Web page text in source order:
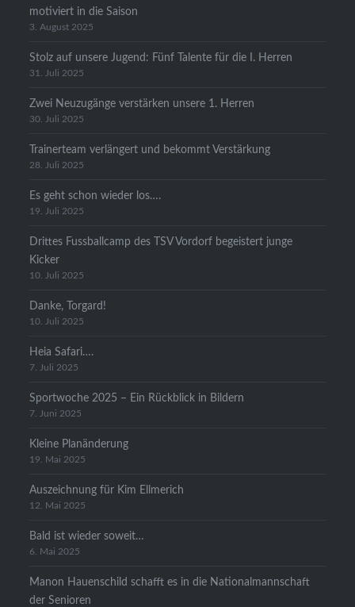
motiviert in die Saison
3. August 2025
Stolz auf unsere Jugend: Fünf Talente für die I. Herren
31. Juli 2025
Zwei Neuzugänge verstärken unsere 1. Herren
30. Juli 2025
Trainerteam verlängert und bekommt Verstärkung
28. Juli 2025
Es geht schon wieder los….
19. Juli 2025
Drittes Fussballcamp des TSV Vordorf begeistert junge
Kicker
10. Juli 2025
Danke, Torgard!
10. Juli 2025
Heia Safari….
7. Juli 2025
Sportwoche 2025 – Ein Rückblick in Bildern
7. Juni 2025
Kleine Planänderung
19. Mai 2025
Auszeichnung für Kim Ellmerich
12. Mai 2025
Bald ist wieder soweit…
6. Mai 2025
Manon Hauenschild schafft es in die Nationalmannschaft
der Senioren